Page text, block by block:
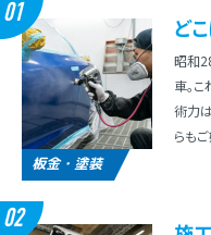
01
板金・塗装
ど
昭和
⾞。
術⼒
らも
02